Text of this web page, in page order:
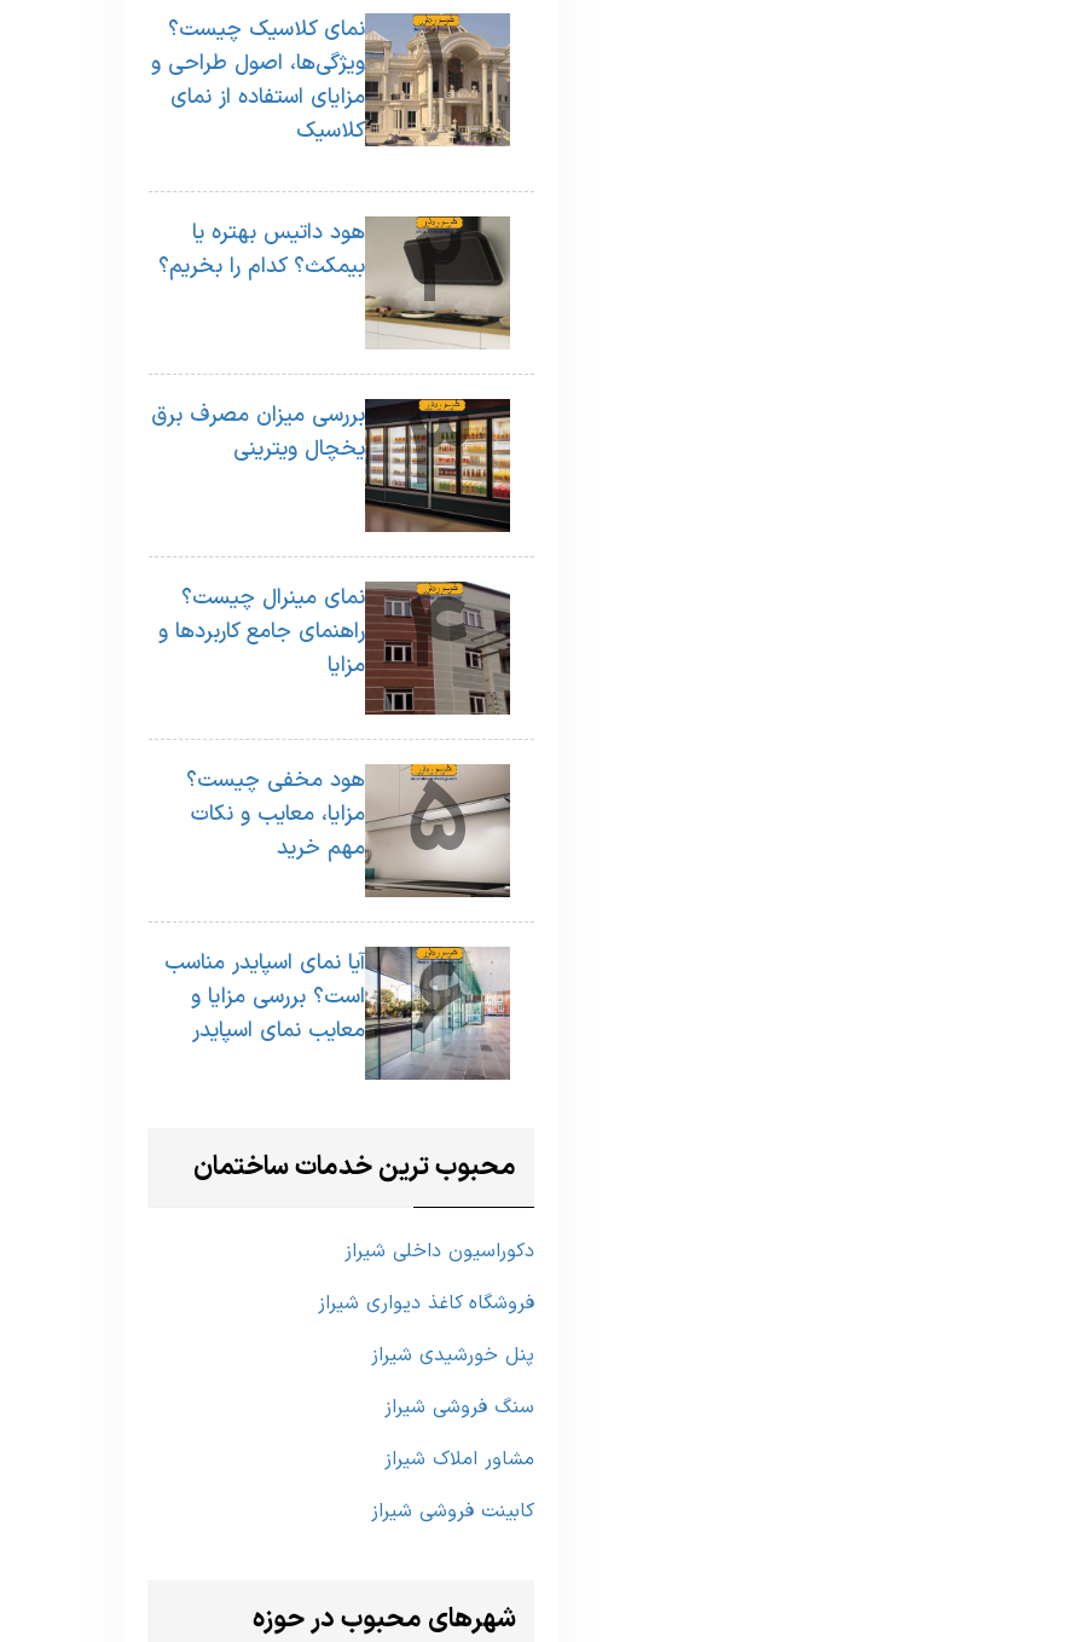
1
نمای کلاسیک چیست؟
ویژگی‌ها، اصول طراحی و
مزایای استفاده از نمای
کلاسیک
2
هود داتیس بهتره یا
بیمکث؟ کدام را بخریم؟
3
بررسی میزان مصرف برق
یخچال ویترینی
4
نمای مینرال چیست؟
راهنمای جامع کاربردها و
مزایا
5
هود مخفی چیست؟
مزایا، معایب و نکات
مهم خرید
6
آیا نمای اسپایدر مناسب
است؟ بررسی مزایا و
معایب نمای اسپایدر
محبوب ترین خدمات ساختمان
دکوراسیون داخلی شیراز
فروشگاه کاغذ دیواری شیراز
پنل خورشیدی شیراز
سنگ فروشی شیراز
مشاور املاک شیراز
کابینت فروشی شیراز
شهرهای محبوب در حوزه